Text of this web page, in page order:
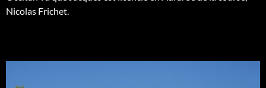
Nicolas Frichet.